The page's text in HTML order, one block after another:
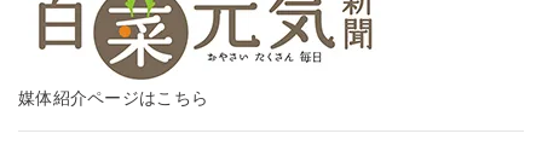
媒体紹介ページはこちら